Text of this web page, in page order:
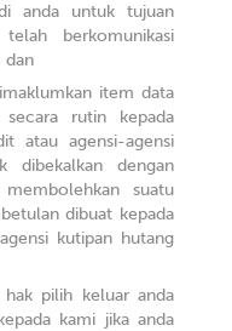
anda untuk tujuan
berkomunikasi
dan
item data
secara rutin kepada
atau agensi-agensi
dibekalkan dengan
suatu
dibuat kepada
kutipan hutang
hak pilih keluar anda
kami jika anda